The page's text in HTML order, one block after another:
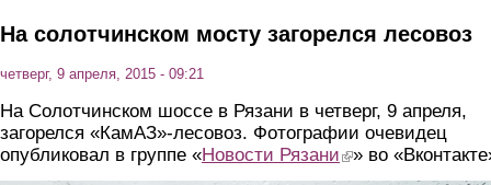
На солотчинском мосту загорелся лесовоз
четверг, 9 апреля, 2015 - 09:21
На Солотчинском шоссе в Рязани в четверг, 9 апреля,
загорелся «КамАЗ»-лесовоз. Фотографии очевидец
опубликовал в группе «Новости Рязани (link is external)
» во